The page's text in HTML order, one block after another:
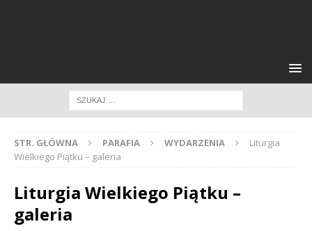
STR. GŁÓWNA PARAFIA WYDARZENIA
Liturgia
Wielkiego Piątku – galeria
Liturgia Wielkiego Piątku –
galeria